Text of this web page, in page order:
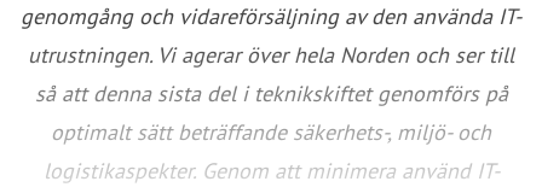
genomgång och vidareförsäljning av den använda IT-
utrustningen. Vi agerar över hela Norden och ser till
så att denna sista del i teknikskiftet genomförs på
optimalt sätt beträffande säkerhets-, miljö- och
logistikaspekter. Genom att minimera använd IT-